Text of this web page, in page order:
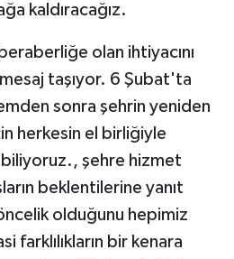
kaldıracağız.
olan ihtiyacını
taşıyor. 6 Şubat'ta
sonra şehrin yeniden
herkesin el birliğiyle
biliyoruz., şehre hizmet
beklentilerine yanıt
olduğunu hepimiz
farklılıkların bir kenara